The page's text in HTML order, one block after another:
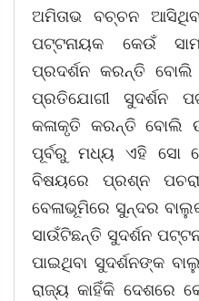
ଅମିତାଭ ବଚ୍ଚନ
ପଟ୍ଟନାୟକ କେଉଁ
ପ୍ରଦର୍ଶନ କରନ୍ତି
ପ୍ରତିଯୋଗୀ ସୁଦର୍ଶନ
କଳାକୃତି କରନ୍ତି ବୋଲି
ପୂର୍ବରୁ ମଧ୍ୟ ଏହି ସୋ
ବିଷୟରେ ପ୍ରଶ୍ନ
ବେଳାଭୂମିରେ ସୁନ୍ଦର
ସାଉଁଟିଛନ୍ତି ସୁଦର୍ଶନ
ପାଇଥିବା ସୁଦର୍ଶନଙ୍କ
ରାଜ୍ୟ କାହିଁକି ଦେଶରେ